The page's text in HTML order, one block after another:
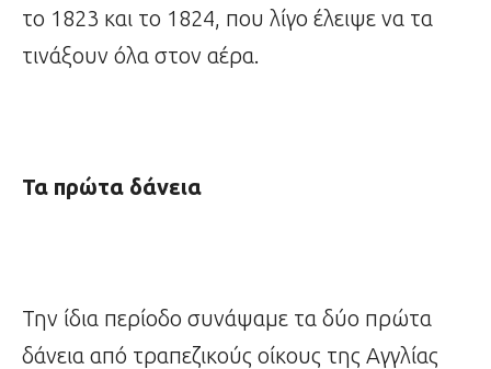
το 1823 και το 1824, που λίγο έλειψε να τα
τινάξουν όλα στον αέρα.
Τα πρώτα δάνεια
Την ίδια περίοδο συνάψαμε τα δύο πρώτα
δάνεια από τραπεζικούς οίκους της Αγγλίας